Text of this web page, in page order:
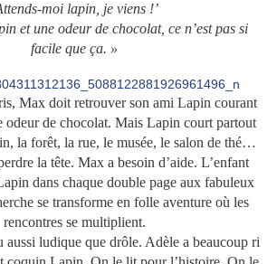
moi lapin, je viens !’
et une odeur de chocolat, ce n’est pas si
facile que ça. »
Max doit retrouver son ami Lapin courant
odeur de chocolat. Mais Lapin court partout
la forêt, la rue, le musée, le salon de thé…
la tête. Max a besoin d’aide. L’enfant
dans chaque double page aux fabuleux
se transforme en folle aventure où les
rencontres se multiplient.
aussi ludique que drôle. Adèle a beaucoup ri